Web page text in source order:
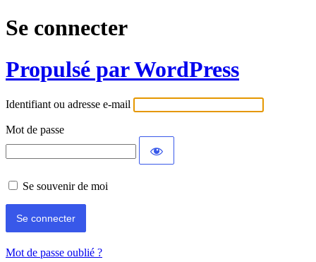
Se connecter
Propulsé par WordPress
Identifiant ou adresse e-mail
Mot de passe
Se souvenir de moi
Mot de passe oublié ?